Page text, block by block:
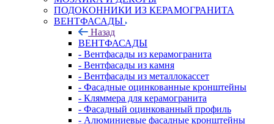
ПОДОКОННИКИ ИЗ КЕРАМОГРАНИТА
ВЕНТФАСАДЫ
Назад
ВЕНТФАСАДЫ
- Вентфасады из керамогранита
- Вентфасады из камня
- Вентфасады из металлокассет
- Фасадные оцинкованные кронштейны
- Кляммера для керамогранита
- Фасадный оцинкованный профиль
- Алюминиевые фасадные кронштейны